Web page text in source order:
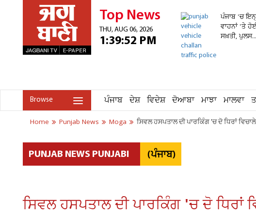
Top News
THU, AUG 06, 2026
1:39:52 PM
ਪੰਜਾਬ 'ਚ
ਵਾਹਨਾਂ 'ਤੇ
ਸਖ਼ਤੀ, ਪੁਲਸ...
Browse ਪੰਜਾਬ ਦੇਸ਼ ਵਿਦੇਸ਼ ਦੋਆਬਾ ਮਾਝਾ ਮਾਲਵਾ
Home Punjab News Moga ਸਿਵਲ ਹਸਪਤਾਲ ਦੀ ਪਾਰਕਿੰਗ 'ਚ ਦੋ ਧਿਰਾਂ
PUNJAB NEWS PUNJABI (ਪੰਜਾਬ)
ਸਿਵਲ ਹਸਪਤਾਲ ਦੀ ਪਾਰਕਿੰਗ 'ਚ ਦੋ ਧਿਰਾਂ